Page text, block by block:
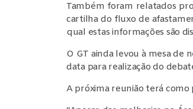
Também foram relatados
cartilha do fluxo de
qual estas informações são
O GT ainda levou à mesa de
data para realização do
A próxima reunião terá como